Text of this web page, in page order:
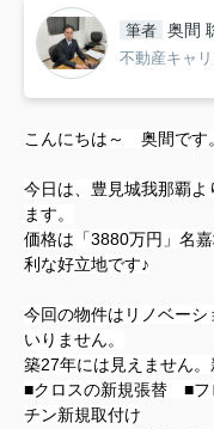
筆者 奥間
不動産キャ
こんにちは～ 奥間です。
今日は、豊見城我那覇
ます。
価格は「3880万円」名
利な好立地です♪
今回の物件はリノベー
いりません。
築27年には見えません。
■クロスの新規張替 ■フ
チン新規取付け